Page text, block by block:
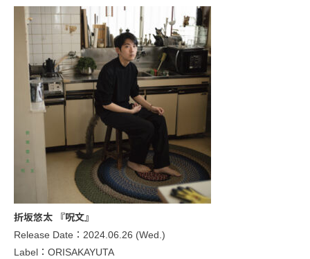
折坂悠太 『呪⽂』
Release Date：2024.06.26 (Wed.)
Label：ORISAKAYUTA